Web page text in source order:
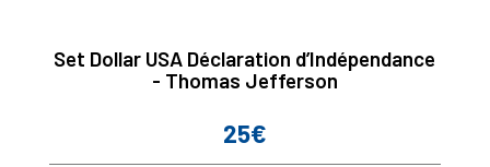
Set Dollar USA Déclaration d’Indépendance
- Thomas Jefferson
Prix
25€